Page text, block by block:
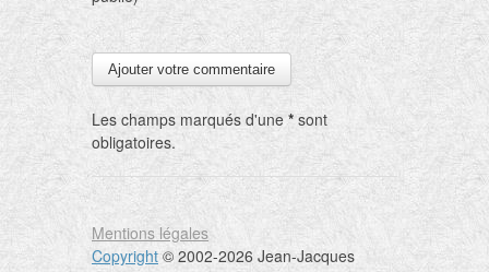
Les champs marqués d'une*sont
obligatoires.
Mentions légales
Copyright© 2002-2026 Jean-Jacques